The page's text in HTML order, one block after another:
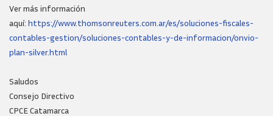
Ver más información
aquí: https://www.thomsonreuters.com.ar/es/soluciones-fiscales-
contables-gestion/soluciones-contables-y-de-informacion/onvio-
plan-silver.html
Saludos
Consejo Directivo
CPCE Catamarca